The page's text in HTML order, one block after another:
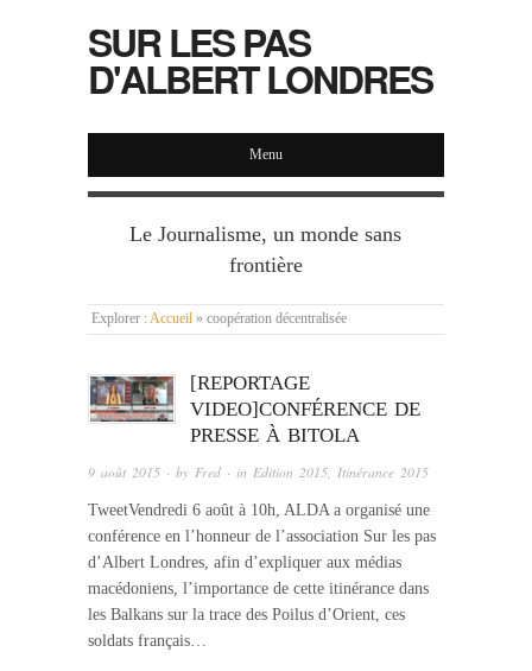
SUR LES PAS
D'ALBERT LONDRES
Menu
Le Journalisme, un monde sans
frontière
Explorer : Accueil » coopération décentralisée
[REPORTAGE
VIDEO]CONFÉRENCE DE
PRESSE À BITOLA
9 août 2015 · by Fred · in Edition 2015, Itinérance 2015
TweetVendredi 6 août à 10h, ALDA a organisé une
conférence en l’honneur de l’association Sur les pas
d’Albert Londres, afin d’expliquer aux médias
macédoniens, l’importance de cette itinérance dans
les Balkans sur la trace des Poilus d’Orient, ces
soldats français…